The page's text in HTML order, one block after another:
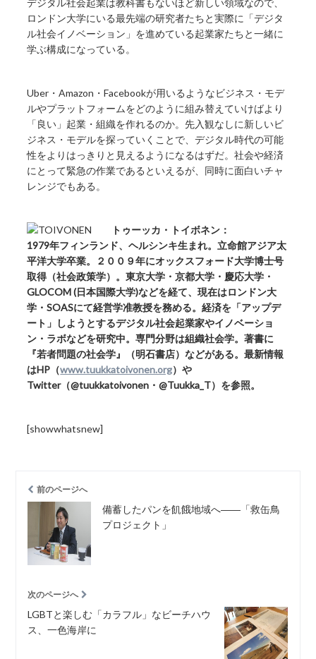
デジタル社会起業は教科書もないほど新しい領域なので、
ロンドン大学にいる最先端の研究者たちと実際に「デジタ
ル社会イノベーション」を進めている起業家たちと一緒に
学ぶ構成になっている。
Uber・Amazon・Facebookが用いるようなビジネス・モデ
ルやプラットフォームをどのように組み替えていけばより
「良い」起業・組織を作れるのか。先入観なしに新しいビ
ジネス・モデルを探っていくことで、デジタル時代の可能
性をよりはっきりと見えるようになるはずだ。社会や経済
にとって緊急の作業であるといえるが、同時に面白いチャ
レンジでもある。
トゥーッカ・トイボネン：
1979年フィンランド、ヘルシンキ生まれ。立命館アジア太
平洋大学卒業。２００９年にオックスフォード大学博士号
取得（社会政策学）。東京大学・京都大学・慶応大学・
GLOCOM (日本国際大学)などを経て、現在はロンドン大
学・SOASにて経営学准教授を務める。経済を「アップデ
ート」しようとするデジタル社会起業家やイノベーショ
ン・ラボなどを研究中。専門分野は組織社会学。著書に
『若者問題の社会学』（明石書店）などがある。最新情報
はHP（www.tuukkatoivonen.org）や
Twitter（@tuukkatoivonen・@Tuukka_T）を参照。
[showwhatsnew]
前のページへ
備蓄したパンを飢餓地域へ――「救缶鳥
プロジェクト」
次のページへ
LGBTと楽しむ「カラフル」なビーチハウ
ス、一色海岸に